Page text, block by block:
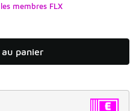
membres FLX
panier